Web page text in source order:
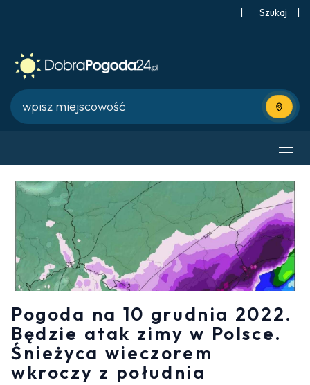
| |
Użyj
Pogoda na 10 grudnia 2022.
Będzie atak zimy w Polsce.
Śnieżyca wieczorem
wkroczy z południa